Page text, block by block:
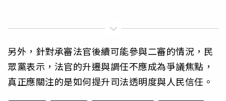
另外，針對承審法官後續可能參與二審的情況，民
眾黨表示，法官的升遷與調任不應成為爭議焦點，
真正應關注的是如何提升司法透明度與人民信任。